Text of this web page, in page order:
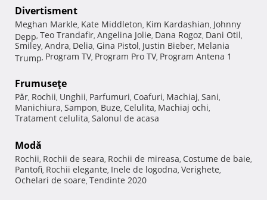
Divertisment
Meghan Markle, Kate Middleton, Kim Kardashian, Johnny
Depp, Teo Trandafir, Angelina Jolie, Dana Rogoz, Dani Otil,
Smiley, Andra, Delia, Gina Pistol, Justin Bieber, Melania
Trump, Program TV, Program Pro TV, Program Antena 1
Frumuseţe
Păr, Rochii, Unghii, Parfumuri, Coafuri, Machiaj, Sani,
Manichiura, Sampon, Buze, Celulita, Machiaj ochi,
Tratament celulita, Salonul de acasa
Modă
Rochii, Rochii de seara, Rochii de mireasa, Costume de baie,
Pantofi, Rochii elegante, Inele de logodna, Verighete,
Ochelari de soare, Tendinte 2020